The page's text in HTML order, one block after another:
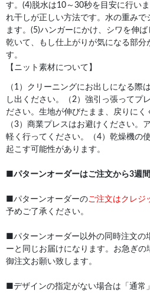
す。(4)脱水は10～30秒を目安に行い
れ干しが正しい方法です。水の重み
ます。(5)ハンガーにかけ、シワを伸
乾いて、もし仕上がりが気になる部分
す。
【ニット素材について】
（1）クリーニングにお出しになる際
し出ください。（2）強引っ張ってプ
ださい。生地が伸びたまま、戻りにく
（3）商業プレスはお避けください。
軽く行ってください。（4）乾燥機の
起こす可能性があります。
パターンオーダーはご注文から3週
■パターンオーダーのご注文はクレジ
予めご了承ください。
■パターンオーダー以外の同時注文
ーと同じお届けになります。お急ぎの
御注文お願い致します。
■デザインの指定がない場合は「通常